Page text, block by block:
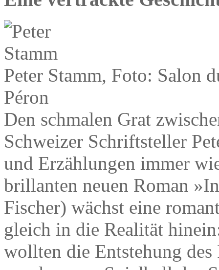
Peter Stamm, Foto: Salon
Péron
Den schmalen Grat
Schweizer Schriftsteller
und Erzählungen immer
brillanten neuen Roman
Fischer) wächst eine
gleich in die Realität
wollten die Entstehung